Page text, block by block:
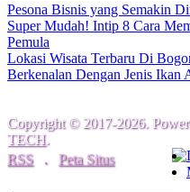
Pesona Bisnis yang Semakin
Super Mudah! Intip 8 Cara
Pemula
Lokasi Wisata Terbaru Di
Berkenalan Dengan Jenis Ikan
Copyright © 2017-2026.
TECH.
RSS
. Peta Situs